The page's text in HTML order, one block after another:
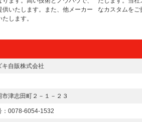
いたします。また、他メーカー
します。
なカスタムをご
自販株式会社
津志田町２－１－２３
：0078-6054-1532